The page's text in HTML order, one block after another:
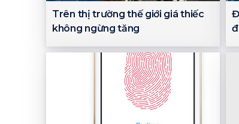
Trên thị trường thế giới giá thiếc
không ngừng tăng